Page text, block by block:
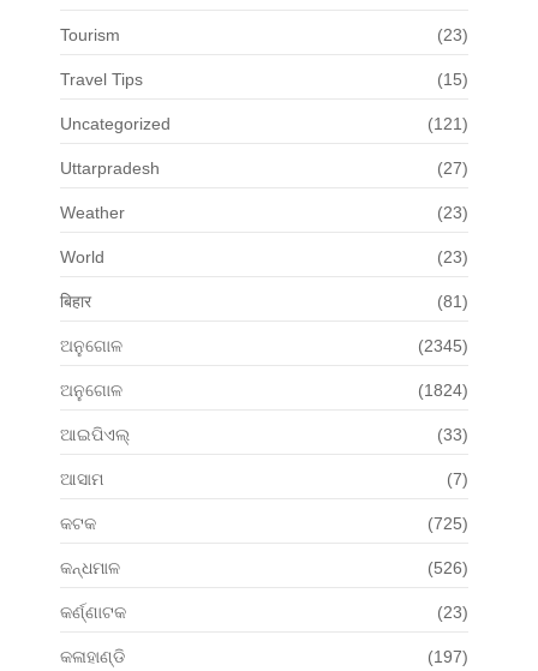
Tourism (23)
Travel Tips (15)
Uncategorized (121)
Uttarpradesh (27)
Weather (23)
World (23)
बिहार (81)
ଅନୁଗୋଳ (2345)
ଅନୁଗୋଳ (1824)
ଆଇପିଏଲ୍ (33)
ଆସାମ (7)
କଟକ (725)
କନ୍ଧମାଳ (526)
କର୍ଣ୍ଣାଟକ (23)
କଳାହାଣ୍ଡି (197)